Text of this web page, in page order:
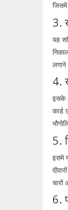
जिसमें
3.
यह
4.
इसके
कार्ड
5.
इसमे
6.